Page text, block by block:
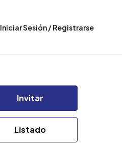
Iniciar Sesión/Registrarse
Invitar
Listado